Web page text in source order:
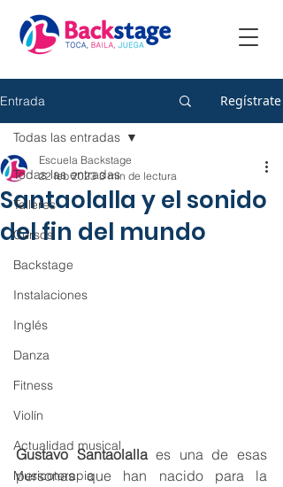
Entrada Regístrate
Todas las entradas
Talleres
Cursos
Backstage
Instalaciones
Inglés
Danza
Fitness
Violín
Actualidad musical
Musicoterapia
Todas las entradas
Santaolalla y el sonido
del fin del mundo
Escuela Backstage
22 feb 2023 3 min de lectura
Gustavo Santaolalla es una de esas
personas que han nacido para la